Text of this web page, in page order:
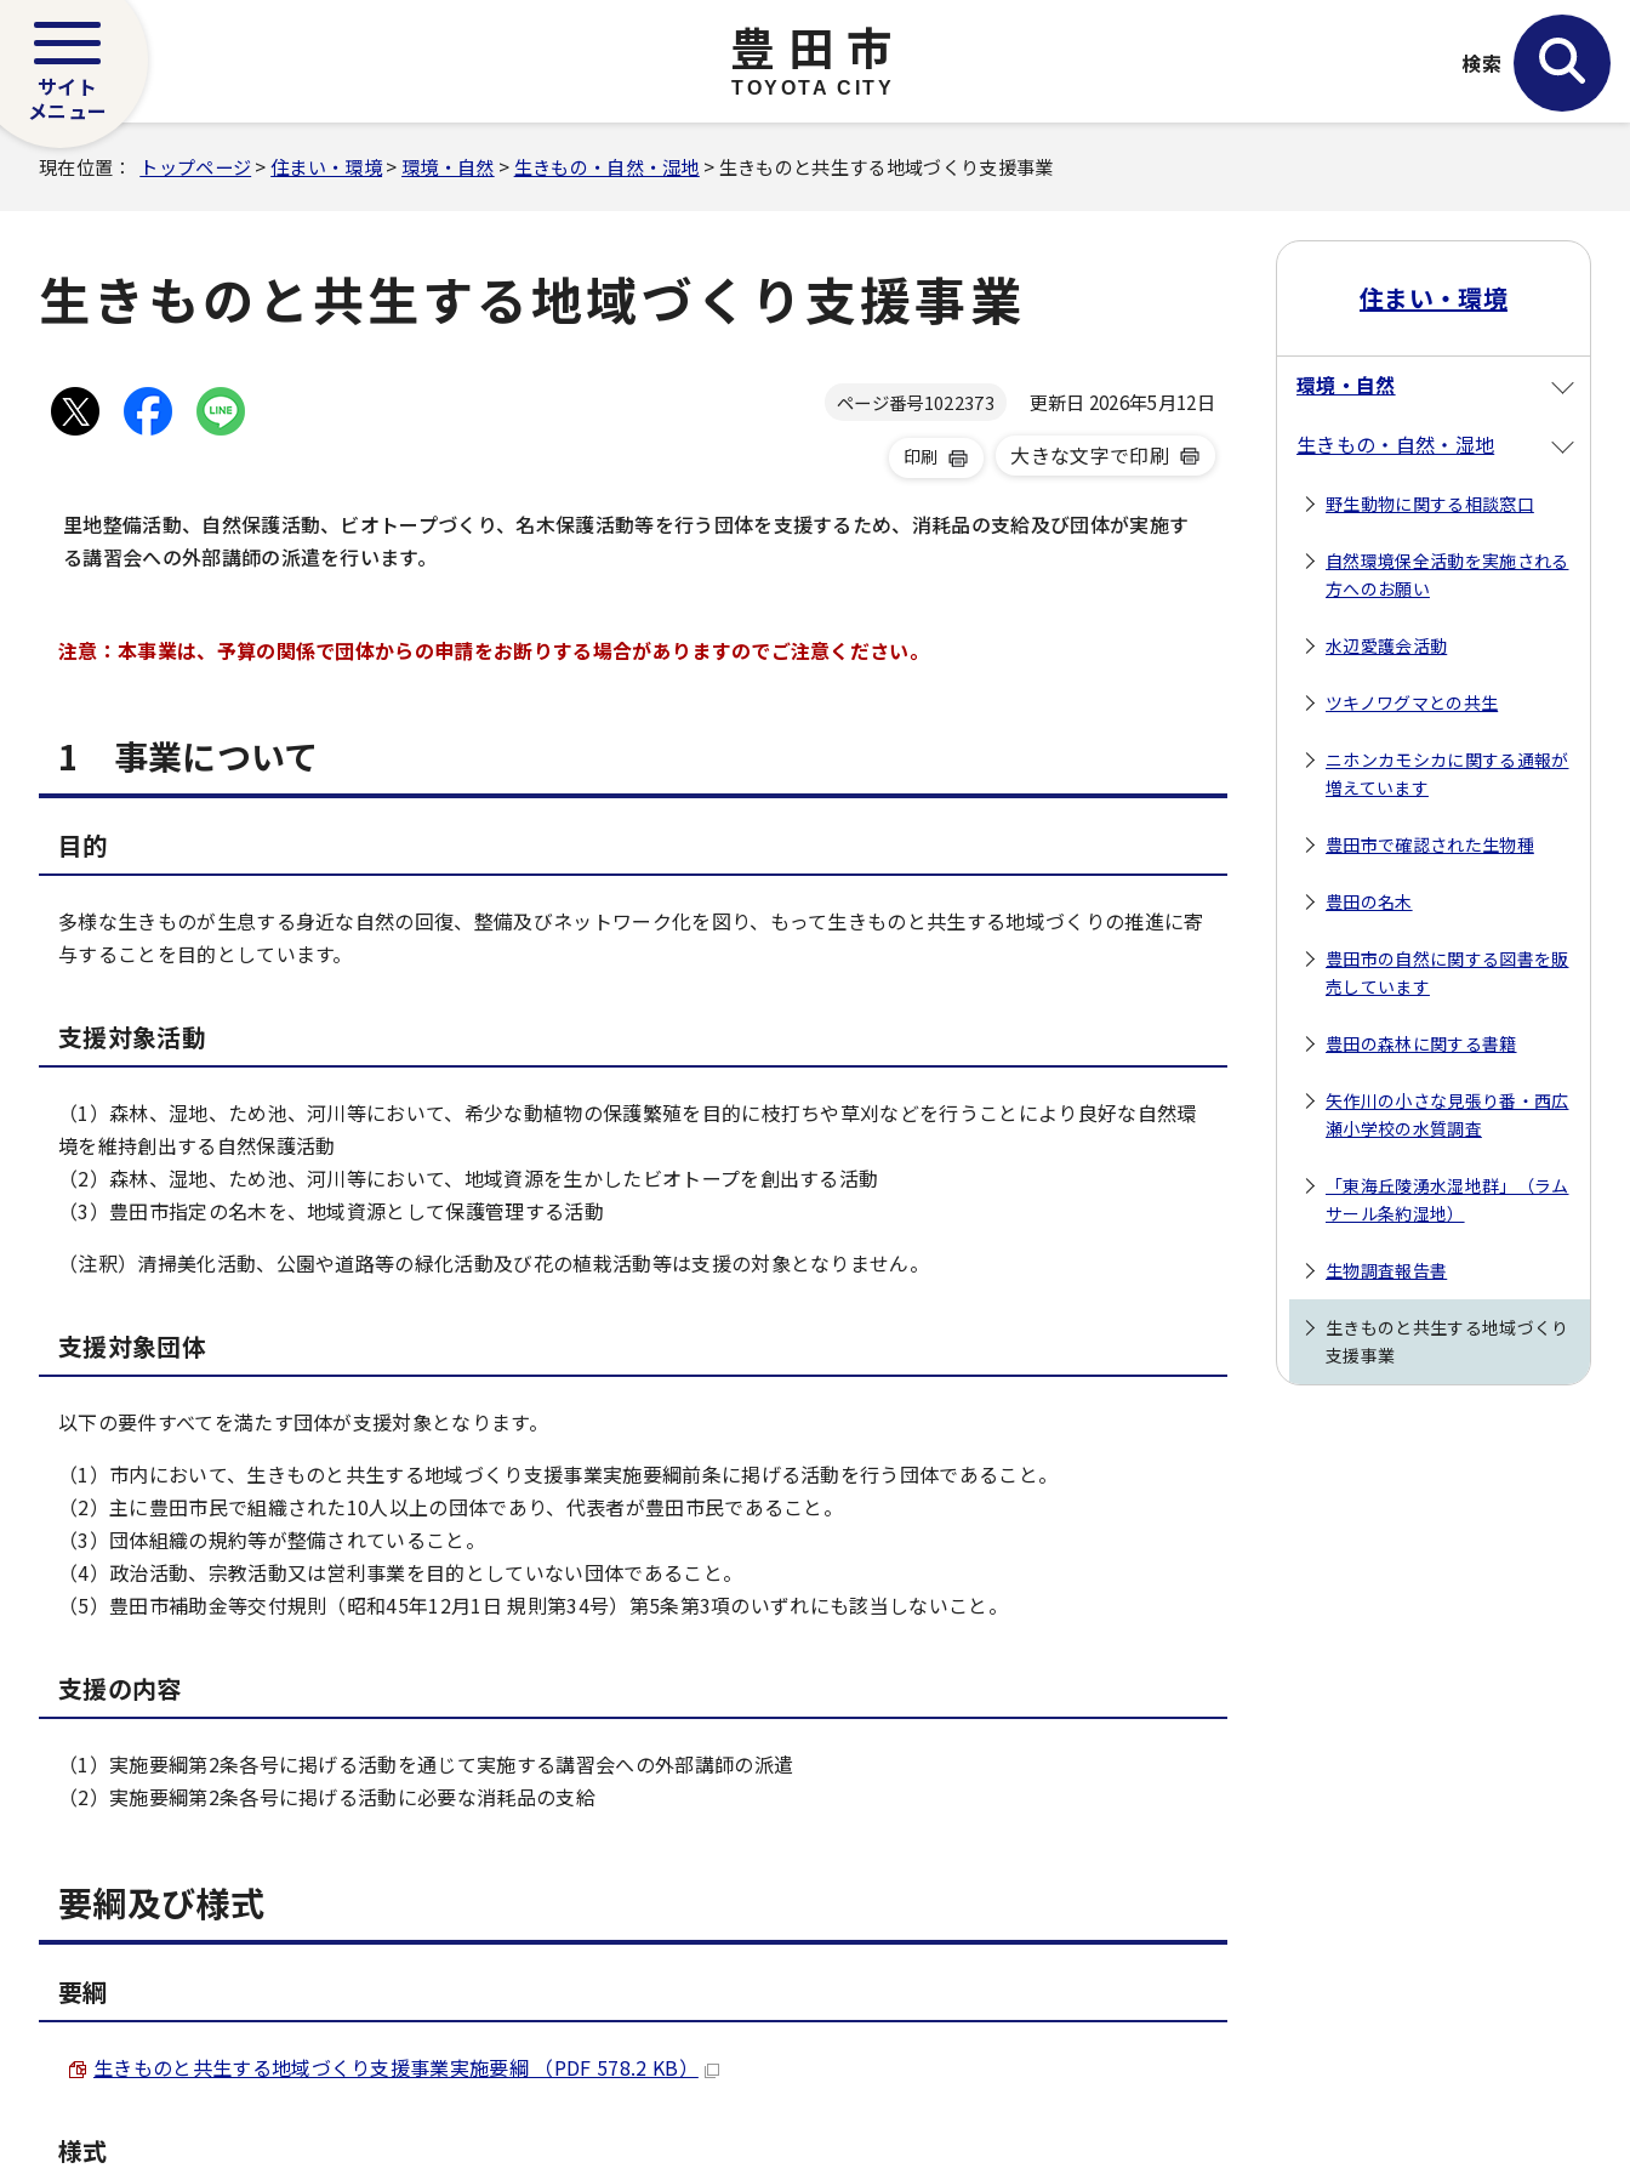
豊田市
TOYOTA CITY
サイト
メニュー
検索
現在位置： トップページ >住まい・環境> 環境・自然 > 生きもの・自然・湿地 > 生きものと共生する地域づくり支援事業
生きものと共生する地域づくり支援事業
ページ番号1022373 更新日 2026年5月12日
印刷 大きな文字で印刷
里地整備活動、自然保護活動、ビオトープづくり、名木保護活動等を行う団体を支援するため、消耗品の支給及び団体が実施す
る講習会への外部講師の派遣を行います。
注意：本事業は、予算の関係で団体からの申請をお断りする場合がありますのでご注意ください。
1 事業について
目的
多様な生きものが生息する身近な自然の回復、整備及びネットワーク化を図り、もって生きものと共生する地域づくりの推進に寄
与することを目的としています。
支援対象活動
（1）森林、湿地、ため池、河川等において、希少な動植物の保護繁殖を目的に枝打ちや草刈などを行うことにより良好な自然環
境を維持創出する自然保護活動
（2）森林、湿地、ため池、河川等において、地域資源を生かしたビオトープを創出する活動
（3）豊田市指定の名木を、地域資源として保護管理する活動
（注釈）清掃美化活動、公園や道路等の緑化活動及び花の植栽活動等は支援の対象となりません。
支援対象団体
以下の要件すべてを満たす団体が支援対象となります。
（1）市内において、生きものと共生する地域づくり支援事業実施要綱前条に掲げる活動を行う団体であること。
（2）主に豊田市民で組織された10人以上の団体であり、代表者が豊田市民であること。
（3）団体組織の規約等が整備されていること。
（4）政治活動、宗教活動又は営利事業を目的としていない団体であること。
（5）豊田市補助金等交付規則（昭和45年12月1日 規則第34号）第5条第3項のいずれにも該当しないこと。
支援の内容
（1）実施要綱第2条各号に掲げる活動を通じて実施する講習会への外部講師の派遣
（2）実施要綱第2条各号に掲げる活動に必要な消耗品の支給
要綱及び様式
要綱
生きものと共生する地域づくり支援事業実施要綱 （PDF 578.2 KB）
様式
住まい・環境
環境・自然
生きもの・自然・湿地
野生動物に関する相談窓口
自然環境保全活動を実施される
方へのお願い
水辺愛護会活動
ツキノワグマとの共生
ニホンカモシカに関する通報が
増えています
豊田市で確認された生物種
豊田の名木
豊田市の自然に関する図書を販
売しています
豊田の森林に関する書籍
矢作川の小さな見張り番・西広
瀬小学校の水質調査
「東海丘陵湧水湿地群」（ラム
サール条約湿地）
生物調査報告書
生きものと共生する地域づくり
支援事業